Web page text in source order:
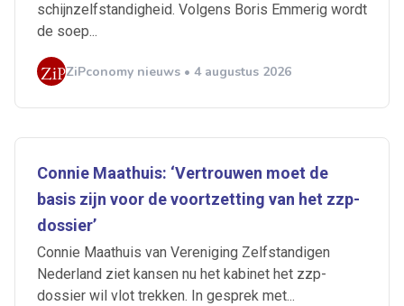
schijnzelfstandigheid. Volgens Boris Emmerig wordt
de soep...
ZiPconomy nieuws • 4 augustus 2026
Connie Maathuis: ‘Vertrouwen moet de
basis zijn voor de voortzetting van het zzp-
dossier’
Connie Maathuis van Vereniging Zelfstandigen
Nederland ziet kansen nu het kabinet het zzp-
dossier wil vlot trekken. In gesprek met...
Alerts ontvangen
Artikelen zoeken